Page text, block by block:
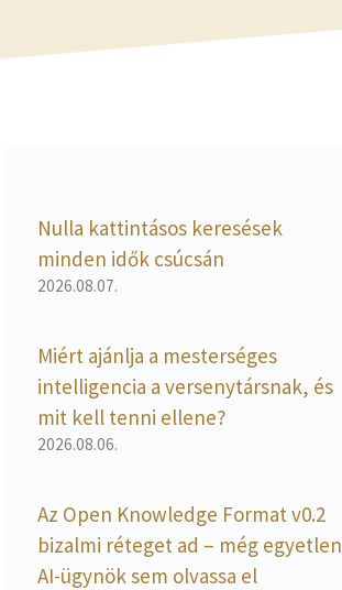
Nulla kattintásos keresések
minden idők csúcsán
2026.08.07.
Miért ajánlja a mesterséges
intelligencia a versenytársnak, és
mit kell tenni ellene?
2026.08.06.
Az Open Knowledge Format v0.2
bizalmi réteget ad – még egyetlen
AI-ügynök sem olvassa el